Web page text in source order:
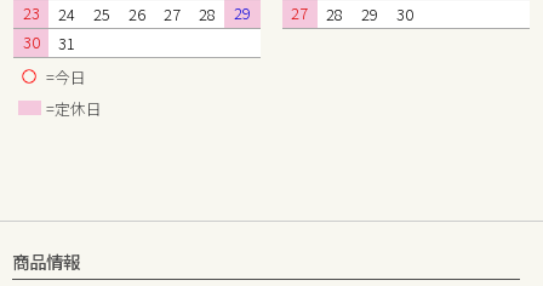
23
24 25 26 27 28
29
30
31
27
28 29 30
=今日
=定休日
商品情報